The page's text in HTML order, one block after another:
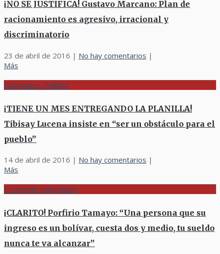
¡NO SE JUSTIFICA! Gustavo Marcano: Plan de
racionamiento es agresivo, irracional y
discriminatorio
23 de abril de 2016 | No hay comentarios |
Más
Nacionales, Política
¡TIENE UN MES ENTREGANDO LA PLANILLA!
Tibisay Lucena insiste en “ser un obstáculo para el
pueblo”
14 de abril de 2016 | No hay comentarios |
Más
Economía, Nacionales
¡CLARITO! Porfirio Tamayo: “Una persona que su
ingreso es un bolívar, cuesta dos y medio, tu sueldo
nunca te va alcanzar”